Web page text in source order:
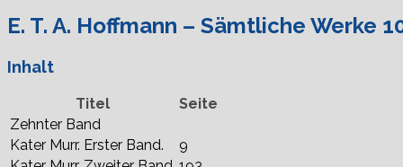
E. T. A. Hoffmann – Sämtliche Werke
Inhalt
Titel
Seite
Zehnter Band
Kater Murr. Erster Band.
9